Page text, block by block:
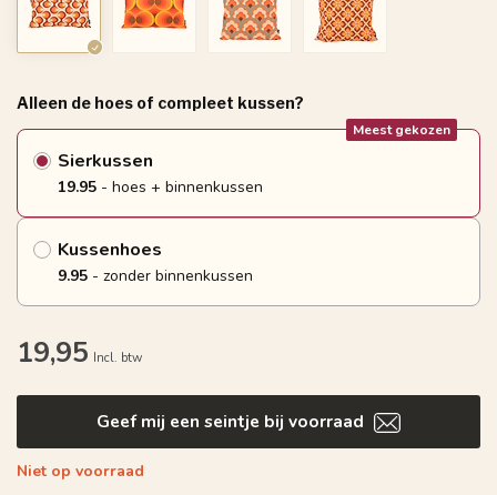
Alleen de hoes of compleet kussen?
Sierkussen
Meest gekozen
19.95 - hoes + binnenkussen
Kussenhoes
9.95 - zonder binnenkussen
19,95 Incl. btw
Geef mij een seintje bij voorraad
Niet op voorraad